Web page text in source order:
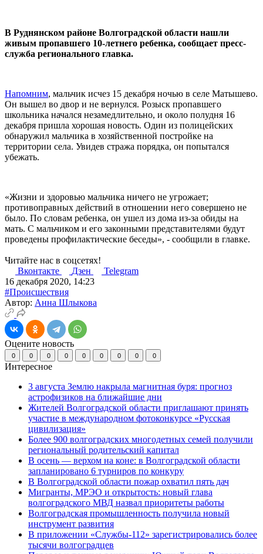
В Руднянском районе Волгоградской области нашли
живым пропавшего 10-летнего ребенка, сообщает пресс-
служба регионального главка.
Напомним, мальчик исчез 15 декабря ночью в селе Матышево.
Он вышел во двор и не вернулся. Розыск пропавшего
школьника начался незамедлительно, и около полудня 16
декабря пришла хорошая новость. Один из полицейских
обнаружил мальчика в хозяйственной постройке на
территории села. Увидев стража порядка, он попытался
убежать.
«Жизни и здоровью мальчика ничего не угрожает;
противоправных действий в отношении него совершено не
было. По словам ребенка, он ушел из дома из-за обиды на
мать. С мальчиком и его законными представителями будут
проведены профилактические беседы», - сообщили в главке.
Читайте нас в соцсетях!
Вконтакте
Дзен
Telegram
16 декабря 2020, 14:23
#Происшествия
Автор: Анна Шлыкова
Оцените новость
0 0 0 0 0 0 0 0 0
Интересное
3 августа Землю накрыла магнитная буря: прогноз
астрофизиков на ближайшие дни
Жителей Волгоградской области приглашают принять
участие в международном фотоконкурсе «Русская
цивилизация»
Более 900 волгоградских многодетных семей получили
региональный родительский капитал
В осень — верхом на коне: в Волгоградской области
запланировано 6 турниров по конкуру
В Волгоградской области пожар охватил пять дач
Мигранты, МРЭО и открытость: новый глава
волгоградского МВД назвал приоритеты работы
Волгоградская промышленность получила новый
инструмент развития
В приложении «Службы-112» зарегистрировались более
тысячи волгоградцев